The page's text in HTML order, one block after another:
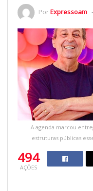
PorExpressoam
A agenda marcou
estruturas públicas
494
AÇÕES